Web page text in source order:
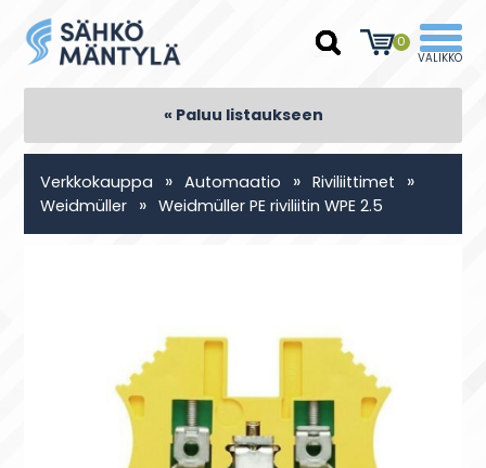
0
« Paluu listaukseen
Verkkokauppa » Automaatio » Riviliittimet »
Weidmüller » Weidmüller PE riviliitin WPE 2.5